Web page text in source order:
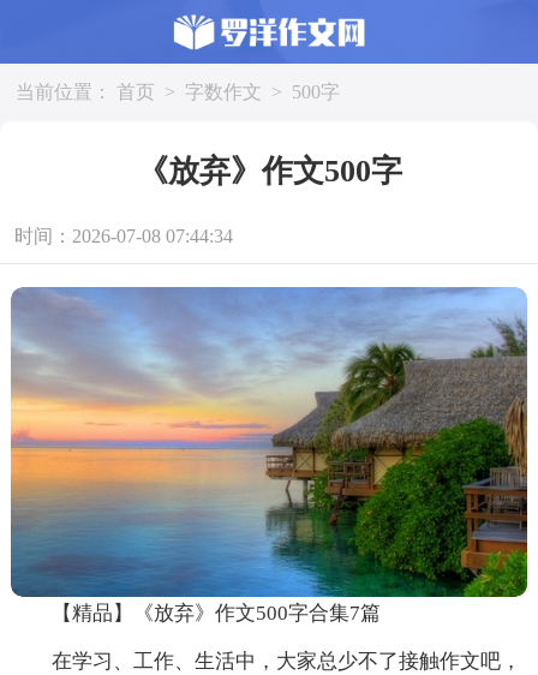
当前位置： 首页 > 字数作文 > 500字
《放弃》作文500字
时间：2026-07-08 07:44:34
【精品】《放弃》作文500字合集7篇
在学习、工作、生活中，大家总少不了接触作文吧，